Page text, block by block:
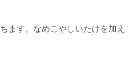
ます。なめこやしいたけを加え